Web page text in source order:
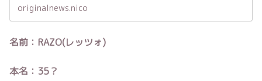
originalnews.nico
名前：RAZO(レッツォ)
本名：35？